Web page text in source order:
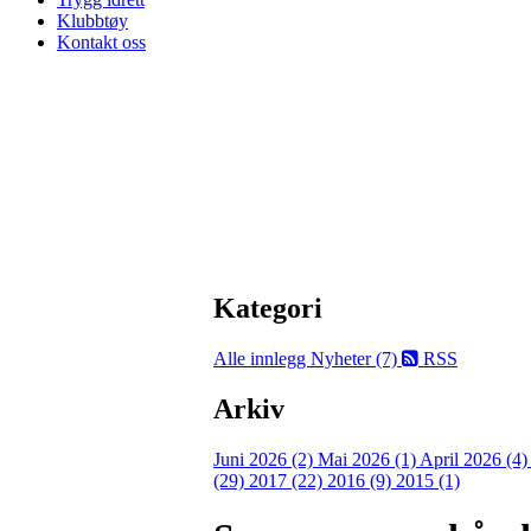
Klubbtøy
Kontakt oss
Kategori
Alle innlegg Nyheter (7) RSS
Arkiv
Juni 2026 (2) Mai 2026 (1) April 2026 (4)
(29) 2017 (22) 2016 (9) 2015 (1)